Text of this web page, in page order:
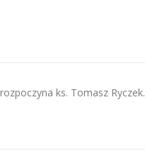
ks. Tomasz Ryczek.